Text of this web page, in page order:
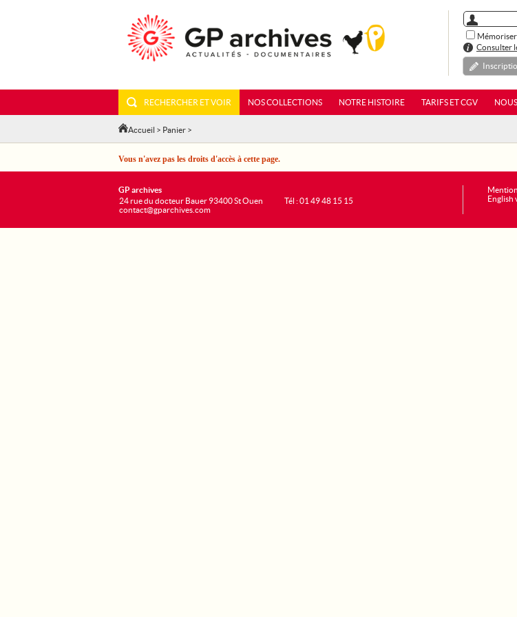
Consulter
RECHERCHER ET VOIR NOS COLLECTIONS NOTRE HISTOIRE TARIFS ET CGV
Accueil > Panier >
Vous n'avez pas les droits d'accès à cette page.
GP archives
24 rue du docteur Bauer 93400 St Ouen
contact@gparchives.com
Tél : 01 49 48 15 15
English